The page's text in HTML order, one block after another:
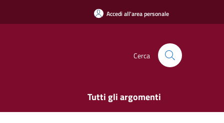
Accedi all'area personale
Cerca
Tutti gli argomenti